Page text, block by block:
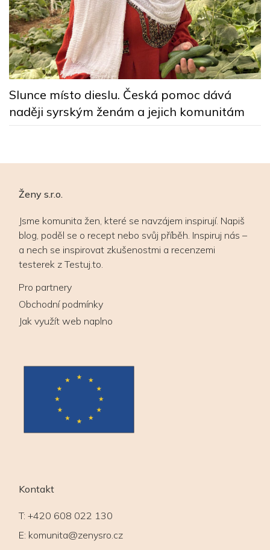
Slunce místo dieslu. Česká pomoc dává
naději syrským ženám a jejich komunitám
Ženy s.r.o.
Jsme komunita žen, které se navzájem inspirují. Napiš
blog, poděl se o recept nebo svůj příběh. Inspiruj nás –
a nech se inspirovat zkušenostmi a recenzemi
testerek z Testuj.to.
Pro partnery
Obchodní podmínky
Jak využít web naplno
Kontakt
T: +420 608 022 130
E: komunita@zenysro.cz